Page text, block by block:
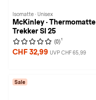
Isomatte · Unisex
McKinley · Thermomatte
Trekker SI 25
(0) 1
CHF 32,99 UVP CHF 65,99
Sale